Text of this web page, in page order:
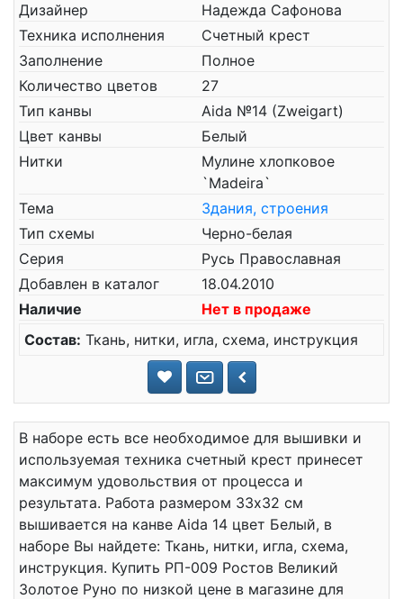
Дизайнер
Надежда Сафонова
Техника исполнения
Счетный крест
Заполнение
Полное
Количество цветов
27
Тип канвы
Aida №14 (Zweigart)
Цвет канвы
Белый
Нитки
Мулине хлопковое
`Madeira`
Тема
Здания, строения
Тип схемы
Черно-белая
Серия
Русь Православная
Добавлен в каталог
18.04.2010
Наличие
Нет в продаже
Состав: Ткань, нитки, игла, схема, инструкция
В наборе есть все необходимое для вышивки и
используемая техника счетный крест принесет
максимум удовольствия от процесса и
результата. Работа размером 33x32 см
вышивается на канве Aida 14 цвет Белый, в
наборе Вы найдете: Ткань, нитки, игла, схема,
инструкция. Купить РП-009 Ростов Великий
Золотое Руно по низкой цене в магазине для